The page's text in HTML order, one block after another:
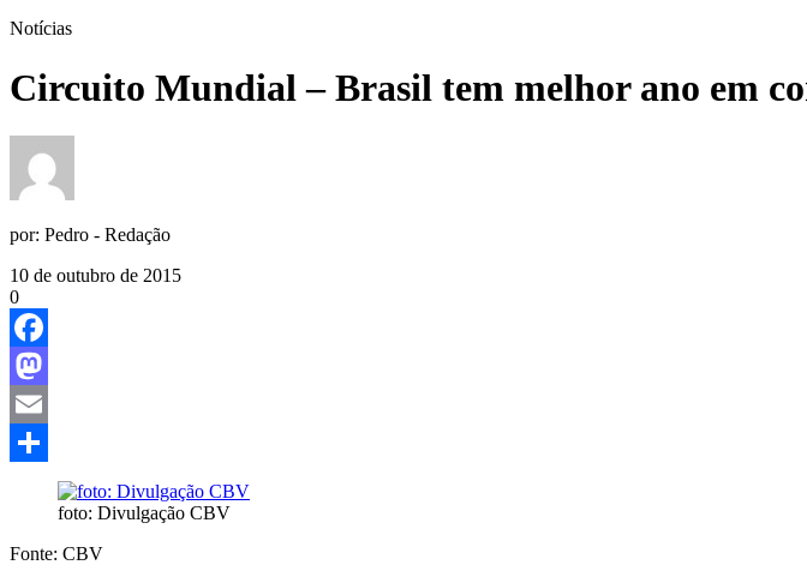
Notícias
Circuito Mundial – Brasil tem melhor ano em
por: Pedro - Redação
10 de outubro de 2015
0
Facebook
Mastodon
Email
foto: Divulgação CBV
Fonte: CBV